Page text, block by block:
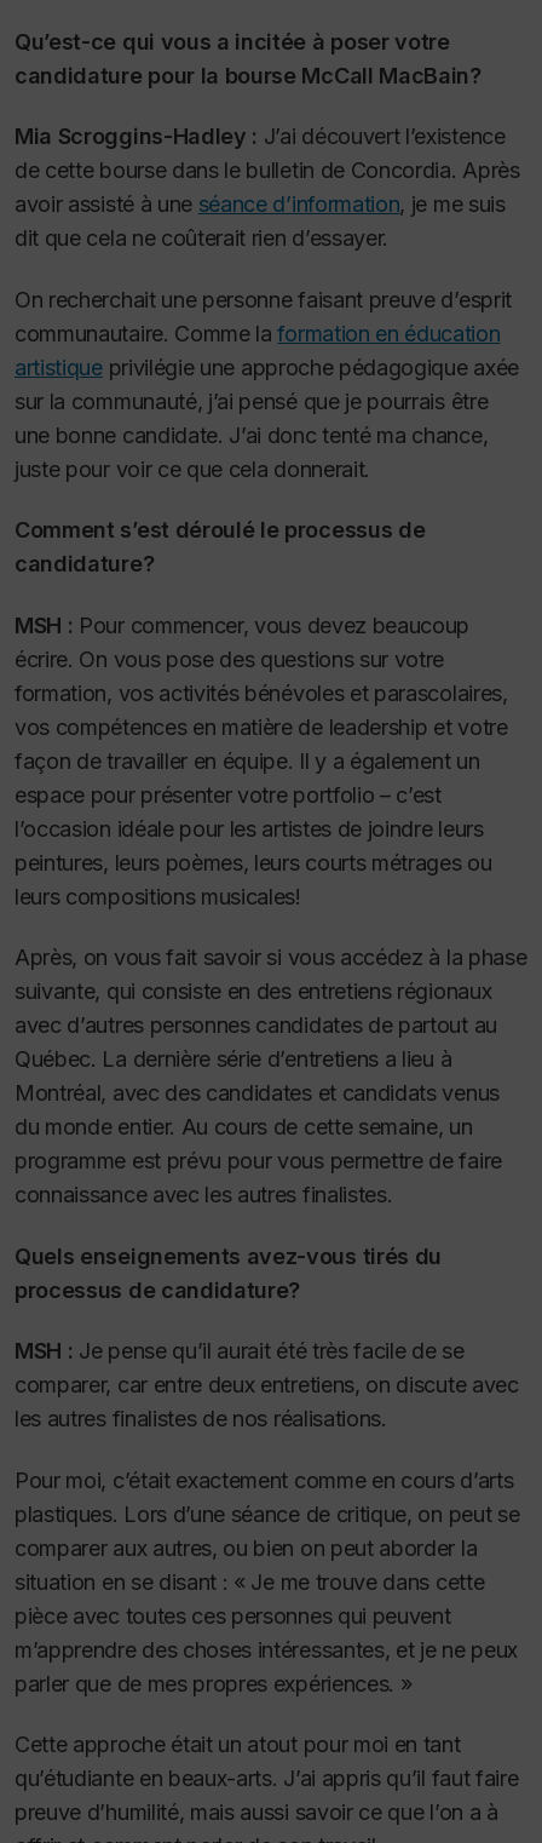
Qu’est-ce qui vous a incitée à poser votre
candidature pour la bourse McCall MacBain?
Mia Scroggins-Hadley : J’ai découvert l’existence
de cette bourse dans le bulletin de Concordia. Après
avoir assisté à une séance d’information, je me suis
dit que cela ne coûterait rien d’essayer.
On recherchait une personne faisant preuve d’esprit
communautaire. Comme laformation en éducation
artistiqueprivilégie une approche pédagogique axée
sur la communauté, j’ai pensé que je pourrais être
une bonne candidate. J’ai donc tenté ma chance,
juste pour voir ce que cela donnerait.
Comment s’est déroulé le processus de
candidature?
MSH : Pour commencer, vous devez beaucoup
écrire. On vous pose des questions sur votre
formation, vos activités bénévoles et parascolaires,
vos compétences en matière de leadership et votre
façon de travailler en équipe. Il y a également un
espace pour présenter votre portfolio – c’est
l’occasion idéale pour les artistes de joindre leurs
peintures, leurs poèmes, leurs courts métrages ou
leurs compositions musicales!
Après, on vous fait savoir si vous accédez à la phase
suivante, qui consiste en des entretiens régionaux
avec d’autres personnes candidates de partout au
Québec. La dernière série d’entretiens a lieu à
Montréal, avec des candidates et candidats venus
du monde entier. Au cours de cette semaine, un
programme est prévu pour vous permettre de faire
connaissance avec les autres finalistes.
Quels enseignements avez-vous tirés du
processus de candidature?
MSH : Je pense qu’il aurait été très facile de se
comparer, car entre deux entretiens, on discute avec
les autres finalistes de nos réalisations.
Pour moi, c’était exactement comme en cours d’arts
plastiques. Lors d’une séance de critique, on peut se
comparer aux autres, ou bien on peut aborder la
situation en se disant : « Je me trouve dans cette
pièce avec toutes ces personnes qui peuvent
m’apprendre des choses intéressantes, et je ne peux
parler que de mes propres expériences. »
Cette approche était un atout pour moi en tant
qu’étudiante en beaux-arts. J’ai appris qu’il faut faire
preuve d’humilité, mais aussi savoir ce que l’on a à